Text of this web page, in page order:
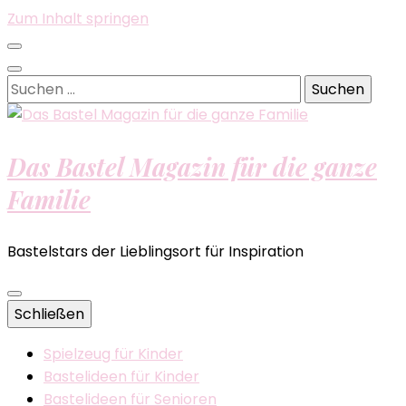
Zum Inhalt springen
Suchen
nach:
Das Bastel Magazin für die ganze
Familie
Bastelstars der Lieblingsort für Inspiration
Schließen
Spielzeug für Kinder
Bastelideen für Kinder
Bastelideen für Senioren